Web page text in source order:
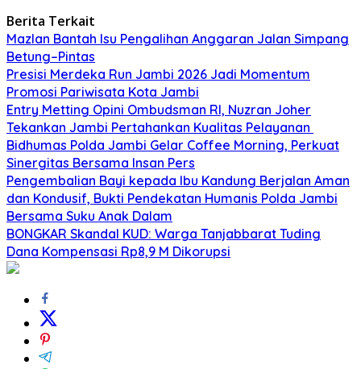
Berita Terkait
Mazlan Bantah Isu Pengalihan Anggaran Jalan Simpang
Betung–Pintas
Presisi Merdeka Run Jambi 2026 Jadi Momentum
Promosi Pariwisata Kota Jambi
Entry Metting Opini Ombudsman RI, Nuzran Joher
Tekankan Jambi Pertahankan Kualitas Pelayanan
Bidhumas Polda Jambi Gelar Coffee Morning, Perkuat
Sinergitas Bersama Insan Pers
Pengembalian Bayi kepada Ibu Kandung Berjalan Aman
dan Kondusif, Bukti Pendekatan Humanis Polda Jambi
Bersama Suku Anak Dalam
BONGKAR Skandal KUD: Warga Tanjabbarat Tuding
Dana Kompensasi Rp8,9 M Dikorupsi